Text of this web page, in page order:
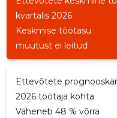
kvartalis 2026
Keskmise töötasu
muutust ei leitud
Ettevõtete
2026 töötaja kohta
Väheneb 48 % võrra